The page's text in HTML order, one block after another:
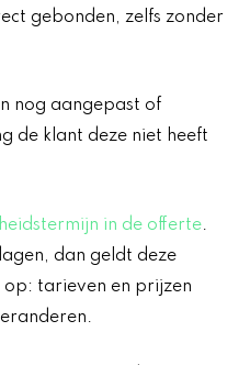
gebonden, zelfs zonder
nog aangepast of
de klant deze niet heeft
in de offerte.
dan geldt deze
tarieven en prijzen